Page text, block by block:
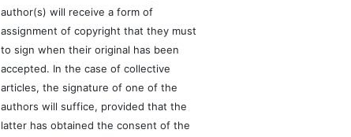
author(s) will receive a form of
assignment of copyright that they must
to sign when their original has been
accepted. In the case of collective
articles, the signature of one of the
authors will suffice, provided that the
latter has obtained the consent of the